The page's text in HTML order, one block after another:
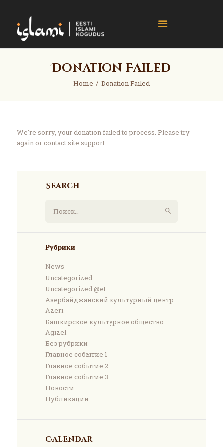
Donation Failed
Home Donation Failed
islami.ee
Contact
We're sorry, your donation failed to process. Please try
again or contact site support.
Search
Рубрики
News
Uncategorized
Uncategorized @et
Азербайджанский культурный центр
Azeri
Башкирское культурное общество
Agizel
Без рубрики
Главное событие 1
Главное событие 2
Главное событие 3
Новости
Публикации
Calendar